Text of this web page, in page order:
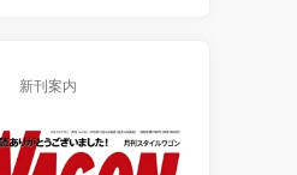
新刊案内